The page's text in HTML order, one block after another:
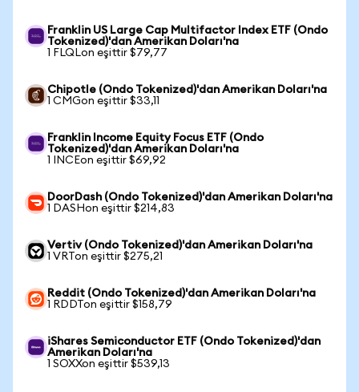
Franklin US Large Cap Multifactor Index ETF (Ondo
Tokenized)'dan Amerikan Doları'na
1 FLQLon eşittir $79,77
Chipotle (Ondo Tokenized)'dan Amerikan Doları'na
1 CMGon eşittir $33,11
Franklin Income Equity Focus ETF (Ondo
Tokenized)'dan Amerikan Doları'na
1 INCEon eşittir $69,92
DoorDash (Ondo Tokenized)'dan Amerikan Doları'na
1 DASHon eşittir $214,83
Vertiv (Ondo Tokenized)'dan Amerikan Doları'na
1 VRTon eşittir $275,21
Reddit (Ondo Tokenized)'dan Amerikan Doları'na
1 RDDTon eşittir $158,79
iShares Semiconductor ETF (Ondo Tokenized)'dan
Amerikan Doları'na
1 SOXXon eşittir $539,13